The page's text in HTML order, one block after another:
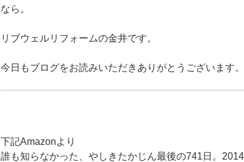
なら。
リブウェルリフォームの金井です。
今日もブログをお読みいただきありがとうございます。
下記Amazonより
誰も知らなかった、やしきたかじん最後の741日。